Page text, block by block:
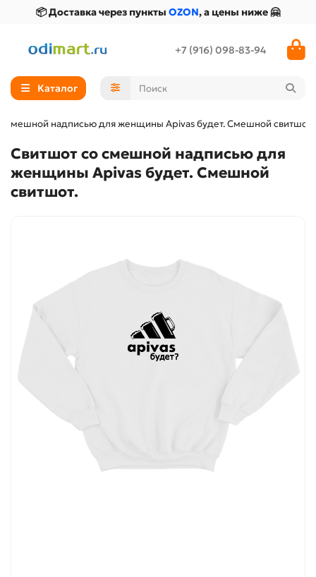
📦 Доставка через пункты OZON, а цены ниже 🤗
+7 (916) 098-83-94
Каталог
смешной надписью для женщины Apivas будет. Смешной свитшот.
Свитшот со смешной надписью для
женщины Apivas будет. Смешной
свитшот.